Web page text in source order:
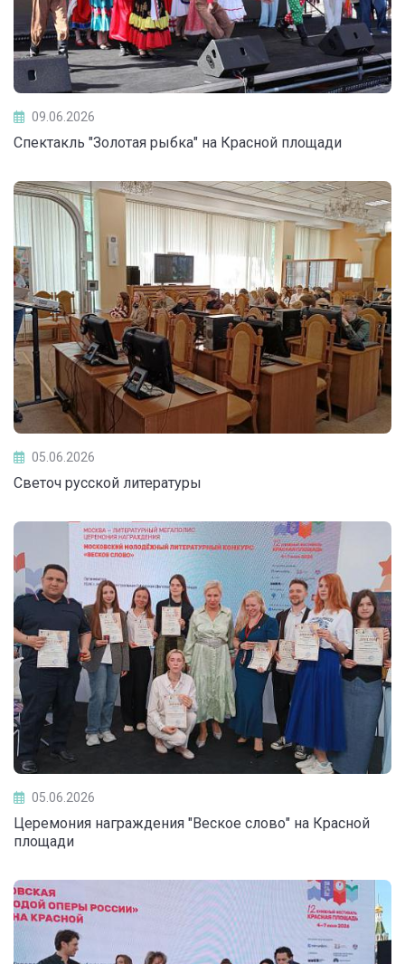
09.06.2026
Спектакль "Золотая рыбка" на Красной площади
05.06.2026
Светоч русской литературы
05.06.2026
Церемония награждения "Веское слово" на Красной
площади